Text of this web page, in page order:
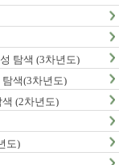
탐색 (3차년도)
색(3차년도)
(2차년도)
도)